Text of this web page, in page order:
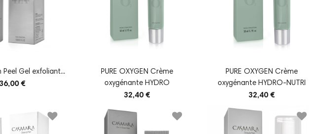
Peel Gel exfoliant...
36,00 €
PURE OXYGEN Crème
oxygénante HYDRO
32,40 €
PURE OXYGEN Crème
oxygénante HYDRO-NUTRI
32,40 €